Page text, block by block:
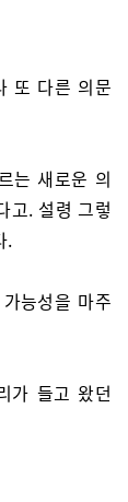
또 다른 의문
는 새로운 의
고. 설령 그렇
.
능성을 마주
가 들고 왔던